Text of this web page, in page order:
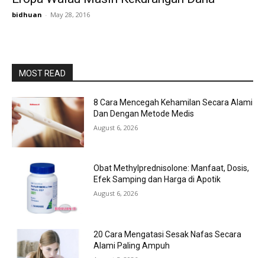
bidhuan - May 28, 2016
MOST READ
8 Cara Mencegah Kehamilan Secara Alami
Dan Dengan Metode Medis
August 6, 2026
Obat Methylprednisolone: Manfaat, Dosis,
Efek Samping dan Harga di Apotik
August 6, 2026
20 Cara Mengatasi Sesak Nafas Secara
Alami Paling Ampuh